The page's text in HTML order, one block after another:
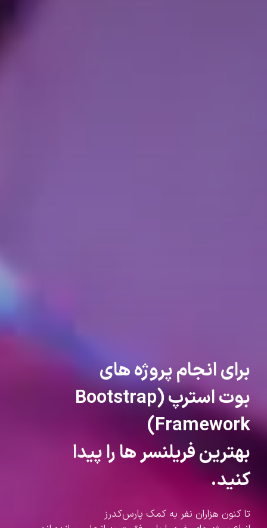
برای انجام پروژه های
بوت استرپ (Bootstrap
Framework)
بهترین فریلنسر ها را پیدا
کنید.
تا کنون هزاران نفر به کمک پارس‌کدرز